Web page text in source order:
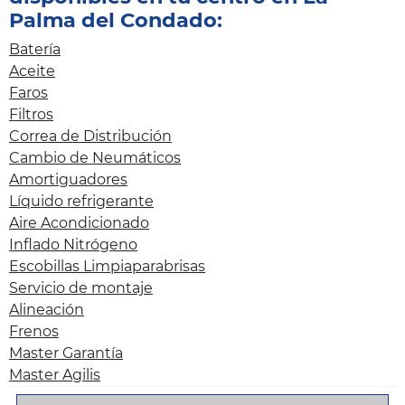
Palma del Condado:
Batería
Aceite
Faros
Filtros
Correa de Distribución
Cambio de Neumáticos
Amortiguadores
Líquido refrigerante
Aire Acondicionado
Inflado Nitrógeno
Escobillas Limpiaparabrisas
Servicio de montaje
Alineación
Frenos
Master Garantía
Master Agilis